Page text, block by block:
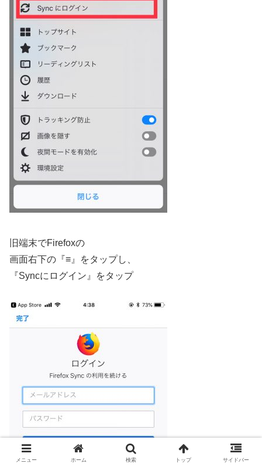
旧端末でFirefoxの
画面右下の『≡』をタップし、
『Syncにログイン』をタップ
メニュー ホーム 検索 トップ サイドバー